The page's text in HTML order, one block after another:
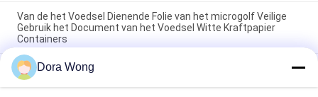
Van de het Voedsel Dienende Folie van het microgolf Veilige
Gebruik het Document van het Voedsel Witte Kraftpapier
Containers
Van de de olieweerstand van de voedselrang stevige van de
het aluminiumfolie meeneem ronde de komcontainer met
deksel
Dora Wong